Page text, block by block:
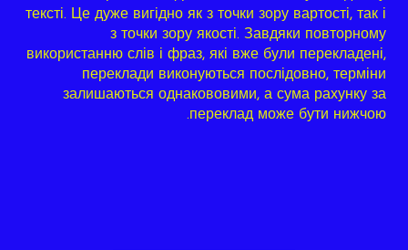
тексті. Це дуже вигідно як з точки зору вартості, так і
з точки зору якості. Завдяки повторному
використанню слів і фраз, які вже були перекладені,
переклади виконуються послідовно, терміни
залишаються однакововими, а сума рахунку за
переклад може бути нижчою.